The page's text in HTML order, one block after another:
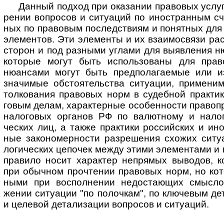
Данный подход при оказании правовых
рении вопросов и ситу­аций по ино­стран­ным
ных по право­вым послед­ствиям и понят­ных
элемен­тов. Эти элементы и их взаимо­связи
сторон и под разными углами для выяв­ления
которые могут быть исполь­зованы для
нюансами могут быть предпола­гаемые или
значимые обстоя­тельства ситуации,
толкования правовых норм в судебной
говым делам, харак­терные особен­ности
нало­говых органов РФ по валют­ному и
ческих лиц, а также практики россий­ских и
ные законо­мер­ности разре­шения схожих
логи­ческих цепо­чек между этими элемен­тами и
правило носит харак­тер непрямых выводов,
при обычном прочте­нии право­вых норм, но
ными при воспол­нении недоста­ющих
жении ситу­ации "по полочкам", по ключевым
и целе­вой детали­зации вопро­сов и ситуаций.